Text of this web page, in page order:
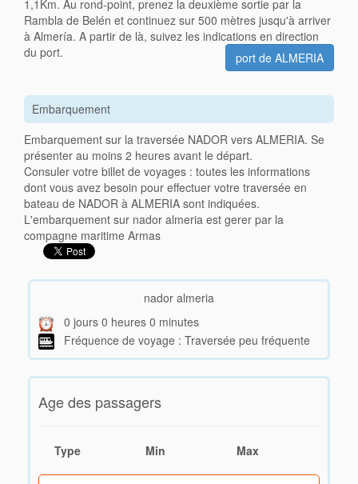
1,1Km. Au rond-point, prenez la deuxième sortie par la
Rambla de Belén et continuez sur 500 mètres jusqu'à arriver
à Almería. A partir de là, suivez les indications en direction
du port.
port de ALMERIA
Embarquement
Embarquement sur la traversée NADOR vers ALMERIA. Se
présenter au moins 2 heures avant le départ.
Consuler votre billet de voyages : toutes les informations
dont vous avez besoin pour effectuer votre traversée en
bateau de NADOR à ALMERIA sont indiquées.
L'embarquement sur nador almeria est gerer par la
compagne maritime Armas
nador almeria
0 jours 0 heures 0 minutes
Fréquence de voyage : Traversée peu fréquente
Age des passagers
Type Min Max